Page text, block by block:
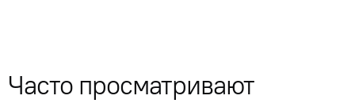
Часто просматривают